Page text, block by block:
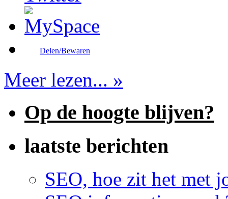
Delen/Bewaren
Meer lezen... »
Op de hoogte blijven?
laatste berichten
SEO, hoe zit het met